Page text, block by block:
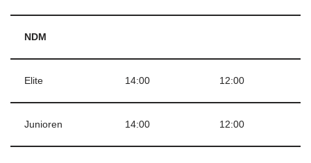
NDM
Elite 14:00 12:00
Junioren 14:00 12:00